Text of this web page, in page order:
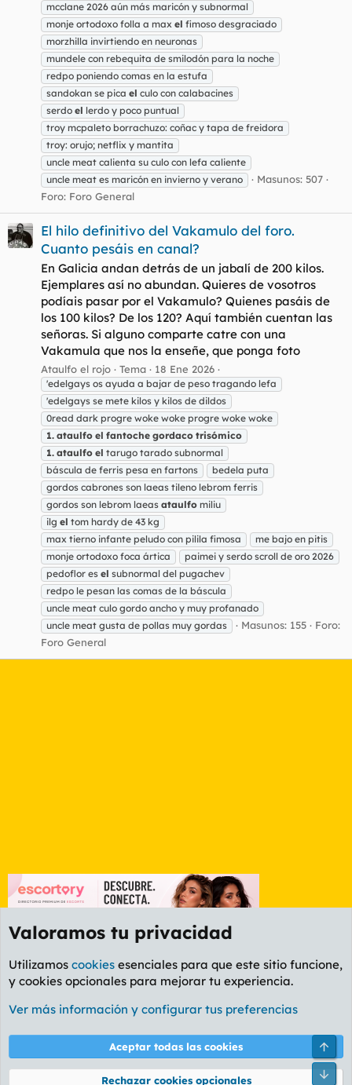
mcclane 2026 aún más maricón y subnormal
monje ortodoxo folla a max el fimoso desgraciado
morzhilla invirtiendo en neuronas
mundele con rebequita de smilodón para la noche
redpo poniendo comas en la estufa
sandokan se pica el culo con calabacines
serdo el lerdo y poco puntual
troy mcpaleto borrachuzo: coñac y tapa de freidora
troy: orujo; netflix y mantita
uncle meat calienta su culo con lefa caliente
uncle meat es maricón en invierno y verano
Masunos: 507
Foro: Foro General
El hilo definitivo del Vakamulo del foro.
Cuanto pesáis en canal?
En Galicia andan detrás de un jabalí de 200 kilos.
Ejemplares así no abundan. Quieres de vosotros
podíais pasar por el Vakamulo? Quienes pasáis de
los 100 kilos? De los 120? Aquí también cuentan las
señoras. Si alguno comparte catre con una
Vakamula que nos la enseñe, que ponga foto
Ataulfo el rojo Tema 18 Ene 2026
'edelgays os ayuda a bajar de peso tragando lefa
'edelgays se mete kilos y kilos de dildos
0read dark progre woke woke progre woke woke
1. ataulfo el fantoche gordaco trisómico
1. ataulfo el tarugo tarado subnormal
báscula de ferris pesa en fartons
bedela puta
gordos cabrones son laeas tileno lebrom ferris
gordos son lebrom laeas ataulfo miliu
ilg el tom hardy de 43 kg
max tierno infante peludo con pilila fimosa
me bajo en pitis
monje ortodoxo foca ártica
paimei y serdo scroll de oro 2026
pedoflor es el subnormal del pugachev
redpo le pesan las comas de la báscula
uncle meat culo gordo ancho y muy profanado
uncle meat gusta de pollas muy gordas
Masunos: 155
Foro:
Foro General
Etiquetas
Cookies
PL OLDSTYLE AMARILLO
Términos y reglas Política de privacidad Ayuda
Valoramos tu privacidad
Utilizamos cookies esenciales para que este sitio funcione,
y cookies opcionales para mejorar tu experiencia.
Ver más información y configurar tus preferencias
Aceptar todas las cookies
Rechazar cookies opcionales
Pie